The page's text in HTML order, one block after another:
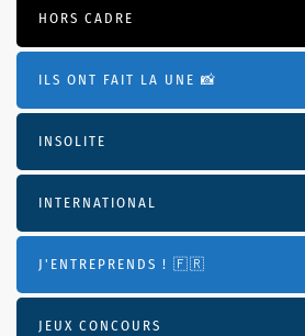
HORS CADRE
ILS ONT FAIT LA UNE 📸
INSOLITE
INTERNATIONAL
J'ENTREPRENDS ! 🇫🇷
JEUX CONCOURS